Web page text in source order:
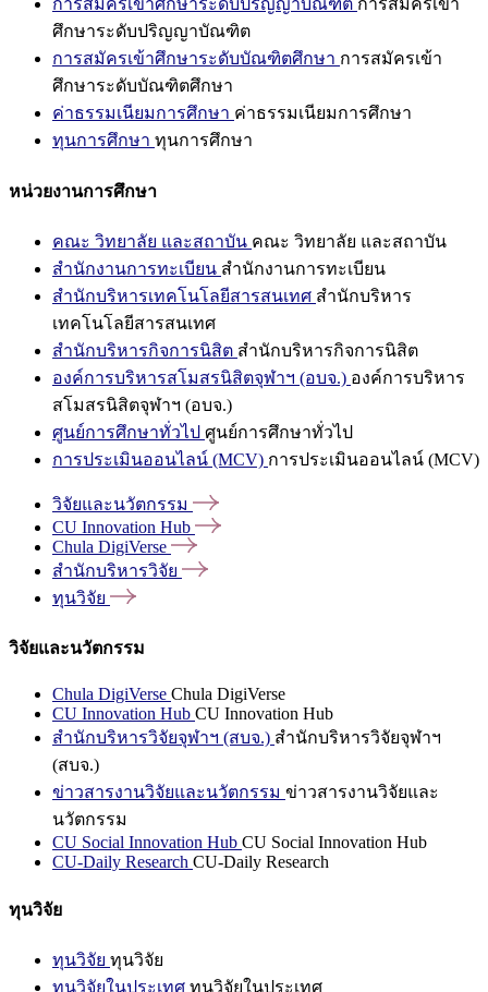
การสมัครเข้าศึกษาระดับปริญญาบัณฑิต การสมัครเข้า
ศึกษาระดับปริญญาบัณฑิต
การสมัครเข้าศึกษาระดับบัณฑิตศึกษา การสมัครเข้า
ศึกษาระดับบัณฑิตศึกษา
ค่าธรรมเนียมการศึกษา ค่าธรรมเนียมการศึกษา
ทุนการศึกษา ทุนการศึกษา
หน่วยงานการศึกษา
คณะ วิทยาลัย และสถาบัน คณะ วิทยาลัย และสถาบัน
สำนักงานการทะเบียน สำนักงานการทะเบียน
สำนักบริหารเทคโนโลยีสารสนเทศ สำนักบริหาร
เทคโนโลยีสารสนเทศ
สำนักบริหารกิจการนิสิต สำนักบริหารกิจการนิสิต
องค์การบริหารสโมสรนิสิตจุฬาฯ (อบจ.) องค์การบริหาร
สโมสรนิสิตจุฬาฯ (อบจ.)
ศูนย์การศึกษาทั่วไป ศูนย์การศึกษาทั่วไป
การประเมินออนไลน์ (MCV) การประเมินออนไลน์ (MCV)
วิจัยและนวัตกรรม
CU Innovation Hub
Chula DigiVerse
สำนักบริหารวิจัย
ทุนวิจัย
วิจัยและนวัตกรรม
Chula DigiVerse Chula DigiVerse
CU Innovation Hub CU Innovation Hub
สำนักบริหารวิจัยจุฬาฯ (สบจ.) สำนักบริหารวิจัยจุฬาฯ
(สบจ.)
ข่าวสารงานวิจัยและนวัตกรรม ข่าวสารงานวิจัยและ
นวัตกรรม
CU Social Innovation Hub CU Social Innovation Hub
CU-Daily Research CU-Daily Research
ทุนวิจัย
ทุนวิจัย ทุนวิจัย
ทุนวิจัยในประเทศ ทุนวิจัยในประเทศ